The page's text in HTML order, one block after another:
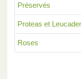
Préservés
Proteas et
Roses